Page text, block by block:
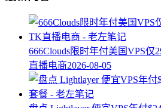
666Clouds限时年付美国VPS仅
直播电商2026-08-05